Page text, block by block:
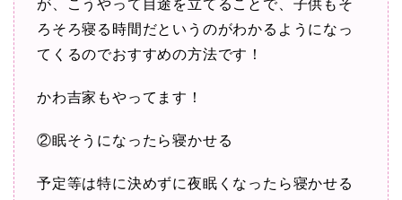
が、こうやって目途を立てることで、子供もそ
ろそろ寝る時間だというのがわかるようになっ
てくるのでおすすめの方法です！
かわ吉家もやってます！
②眠そうになったら寝かせる
予定等は特に決めずに夜眠くなったら寝かせる